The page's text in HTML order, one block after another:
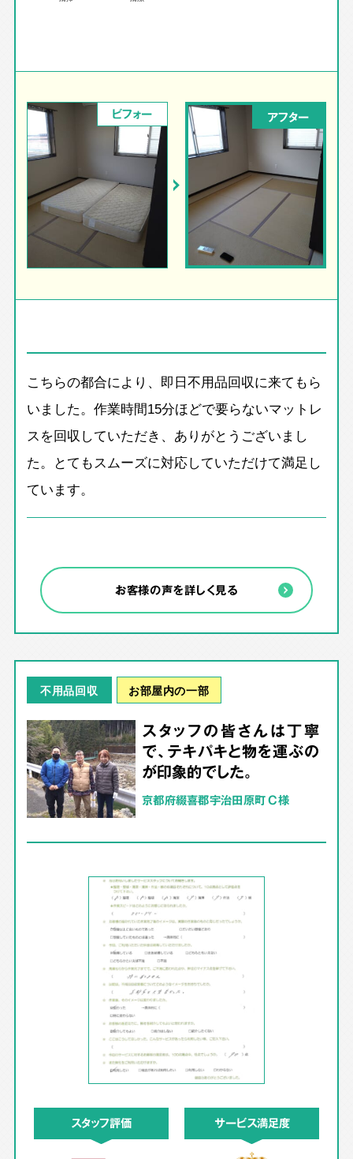
ビフォー アフター
こちらの都合により、即日不用品回収に来てもら
いました。作業時間15分ほどで要らないマットレ
スを回収していただき、ありがとうございまし
た。とてもスムーズに対応していただけて満足し
ています。
お客様の声を詳しく見る
不用品回収 お部屋内の一部
スタッフの皆さんは丁寧
で、テキパキと物を運ぶの
が印象的でした。
京都府綴喜郡宇治田原町 C様
スタッフ評価 サービス満足度